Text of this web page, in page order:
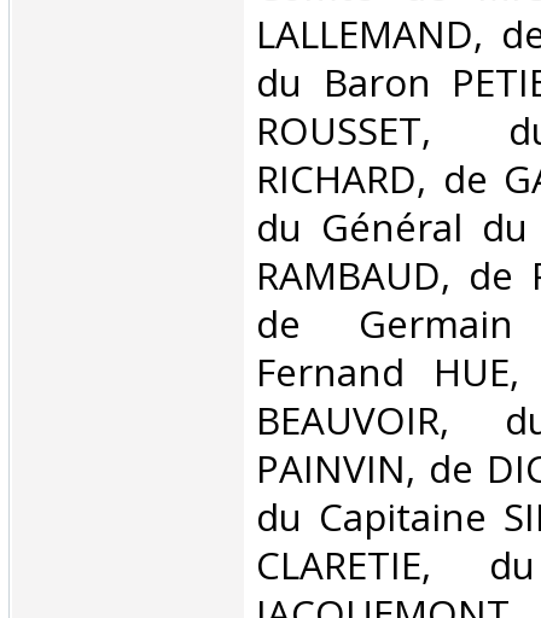
LALLEMAND,
du Baron
ROUSSET,
RICHARD, de
du Général du
RAMBAUD, de
de
Fernand
BEAUVOIR,
PAINVIN, de
du Capitaine
CLARETIE,